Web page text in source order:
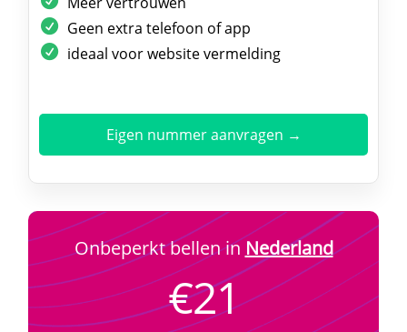
Geen extra telefoon of app
ideaal voor website vermelding
Eigen nummer aanvragen →
Onbeperkt bellen inNederland
€21